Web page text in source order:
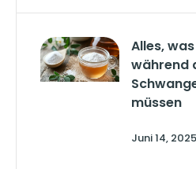
Alles,
während
müssen
Juni 14, 2025